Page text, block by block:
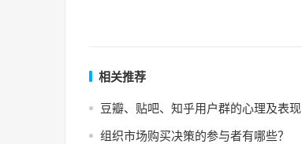
相关推荐
豆瓣、贴吧、知乎用户群的心理及表现
组织市场购买决策的参与者有哪些？